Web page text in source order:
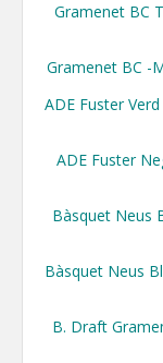
Gramenet BC
Gramenet BC -
​ADE Fuster
ADE Fuster
Bàsquet Neus
Bàsquet Neus
B. Draft